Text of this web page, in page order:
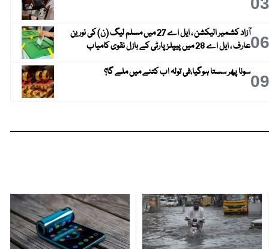
06
آزاد کشمیر الیکشن ، ایل اے 27 میں مسلم لیگ (ن) کی نورین
عارف ، ایل اے 28 میں پیپلز پارٹی کے بازل نقوی کامیاب
09سونا پھر سستا ہوگیا،فی تولہ اب کتنے میں ملے گا؟